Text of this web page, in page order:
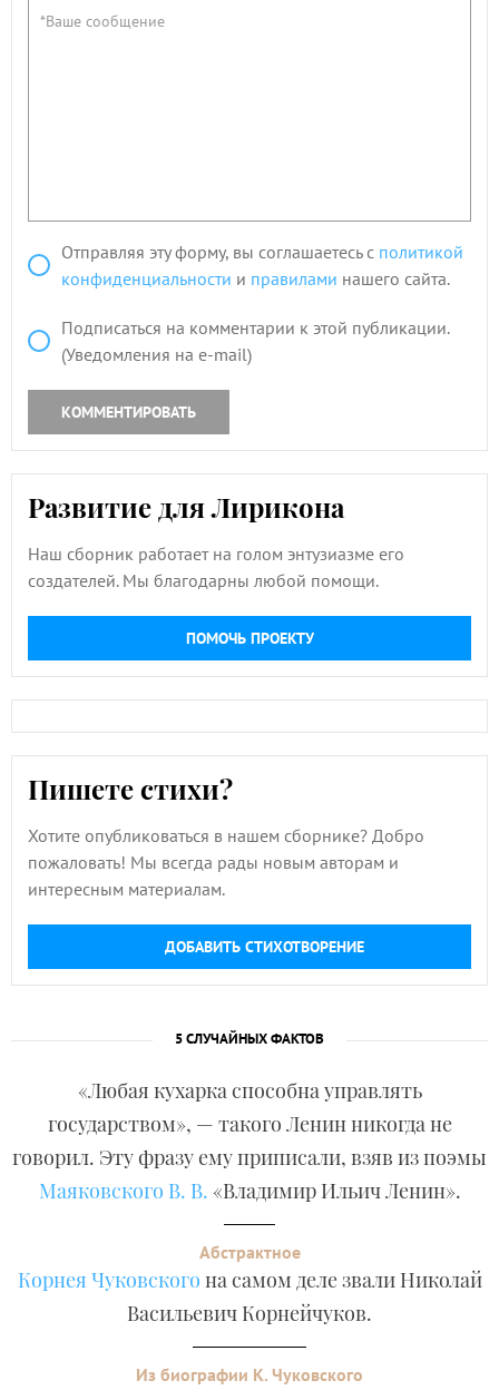
Отправляя эту форму, вы соглашаетесь с политикой
конфиденциальности и правилами нашего сайта.
Подписаться на комментарии к этой публикации.
(Уведомления на e-mail)
КОММЕНТИРОВАТЬ
Развитие для Лирикона
Наш сборник работает на голом энтузиазме его
создателей. Мы благодарны любой помощи.
ПОМОЧЬ ПРОЕКТУ
Пишете стихи?
Хотите опубликоваться в нашем сборнике? Добро
пожаловать! Мы всегда рады новым авторам и
интересным материалам.
ДОБАВИТЬ СТИХОТВОРЕНИЕ
5 СЛУЧАЙНЫХ ФАКТОВ
«Любая кухарка способна управлять
государством», — такого Ленин никогда не
говорил. Эту фразу ему приписали, взяв из поэмы
Маяковского В. В. «Владимир Ильич Ленин».
Абстрактное
Корнея Чуковского на самом деле звали Николай
Васильевич Корнейчуков.
Из биографии К. Чуковского